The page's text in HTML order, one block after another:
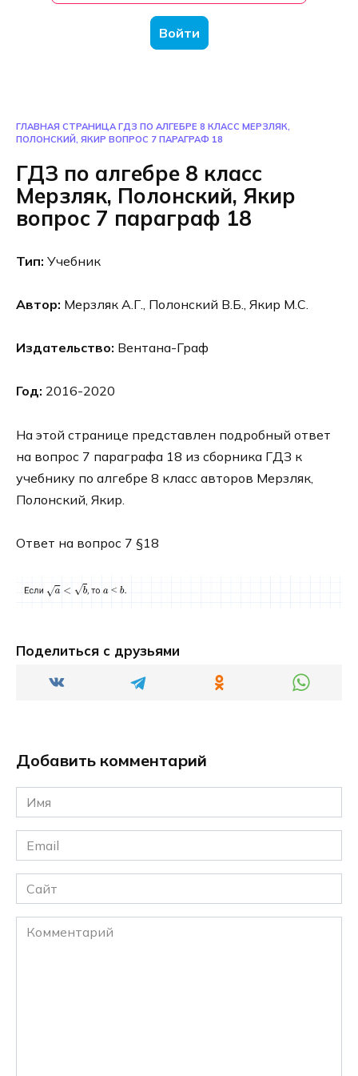
Войти
ГЛАВНАЯ СТРАНИЦА ГДЗ ПО АЛГЕБРЕ 8 КЛАСС МЕРЗЛЯК,
ПОЛОНСКИЙ, ЯКИР ВОПРОС 7 ПАРАГРАФ 18
ГДЗ по алгебре 8 класс
Мерзляк, Полонский, Якир
вопрос 7 параграф 18
Тип: Учебник
Автор: Мерзляк А.Г., Полонский В.Б., Якир М.С.
Издательство: Вентана-Граф
Год: 2016-2020
На этой странице представлен подробный ответ
на вопрос 7 параграфа 18 из сборника ГДЗ к
учебнику по алгебре 8 класс авторов Мерзляк,
Полонский, Якир.
Ответ на вопрос 7 §18
Поделиться с друзьями
Добавить комментарий
Имя
*
Email
*
Сайт
Комментарий